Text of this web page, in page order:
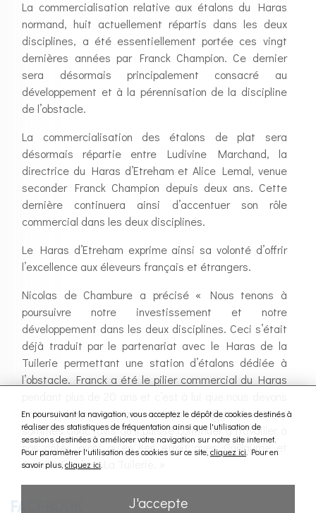
La commercialisation relative aux étalons du Haras
normand, huit actuellement répartis dans les deux
disciplines, a été essentiellement portée ces vingt
dernières années par Franck Champion. Ce dernier
sera désormais principalement consacré au
développement et à la pérennisation de la discipline
de l’obstacle.
La commercialisation des étalons de plat sera
désormais répartie entre Ludivine Marchand, la
directrice du Haras d’Etreham et Alice Lemal, venue
seconder Franck Champion depuis deux ans. Cette
dernière continuera ainsi d’accentuer son rôle
commercial dans les deux disciplines.
Le Haras d’Etreham exprime ainsi sa volonté d’offrir
l’excellence aux éleveurs français et étrangers.
Nicolas de Chambure a précisé « Nous tenons à
poursuivre notre investissement et notre
développement dans les deux disciplines. Ceci s’était
déjà traduit par le partenariat avec le Haras de la
Tuilerie permettant une station d’étalons dédiée à
l’obstacle. Franck a été le pilier commercial du Haras
notre présence et nos succès en obstacle. Nous
sommes donc ravis qu’il puisse continuer à travailler à
nos côtés ainsi qu’en lien étroit avec Guillaume et
Camille Sarda à La Tuilerie. »
FACEBOOK
En poursuivant la navigation, vous acceptez le dépôt de cookies destinés à
réaliser des statistiques de fréquentation ainsi que l'utilisation de
sessions destinées à améliorer votre navigation sur notre site internet.
Pour paramètrer l'utilisation des cookies sur ce site, cliquez ici . Pour en
savoir plus, cliquez ici
J'accepte